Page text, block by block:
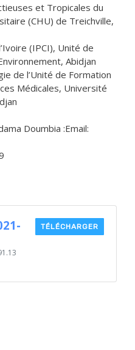
et Tropicales du
(CHU) de Treichville,
(IPCI), Unité de
Abidjan
de l’Unité de Formation
Médicales, Université
Doumbia :Email:
TÉLÉCHARGER